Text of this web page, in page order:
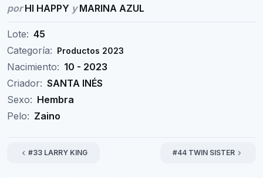
porHI HAPPY yMARINA AZUL
Lote: 45
Categoría: Productos 2023
Nacimiento: 10 - 2023
Criador: SANTA INÉS
Sexo: Hembra
Pelo: Zaino
#33 LARRY KING #44 TWIN SISTER